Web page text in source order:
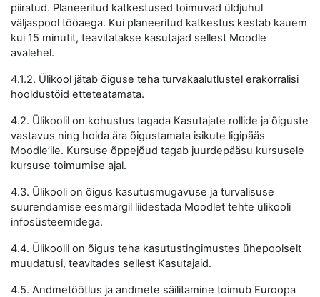
piiratud. Planeeritud katkestused toimuvad üldjuhul
väljaspool tööaega. Kui planeeritud katkestus kestab kauem
kui 15 minutit, teavitatakse kasutajad sellest Moodle
avalehel.
4.1.2. Ülikool jätab õiguse teha turvakaalutlustel erakorralisi
hooldustöid etteteatamata.
4.2. Ülikoolil on kohustus tagada Kasutajate rollide ja õiguste
vastavus ning hoida ära õigustamata isikute ligipääs
Moodle’ile. Kursuse õppejõud tagab juurdepääsu kursusele
kursuse toimumise ajal.
4.3. Ülikooli on õigus kasutusmugavuse ja turvalisuse
suurendamise eesmärgil liidestada Moodlet tehte ülikooli
infosüsteemidega.
4.4. Ülikoolil on õigus teha kasutustingimustes ühepoolselt
muudatusi, teavitades sellest Kasutajaid.
4.5. Andmetöötlus ja andmete säilitamine toimub Euroopa